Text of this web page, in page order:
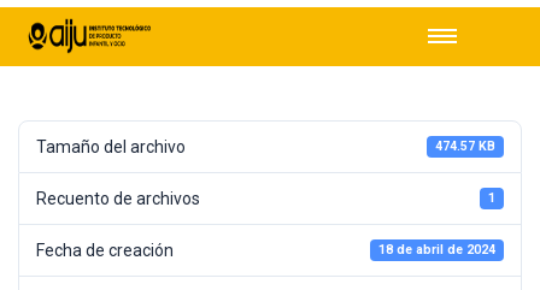
Tamaño del archivo 474.57 KB
Recuento de archivos 1
Fecha de creación 18 de abril de 2024